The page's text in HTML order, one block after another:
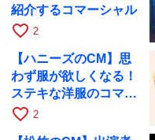
紹介するコマーシャル
favorite_border 2
【ハニーズのCM】思
わず服が欲しくなる！
ステキな洋服のコマー
シャル
favorite_border 2